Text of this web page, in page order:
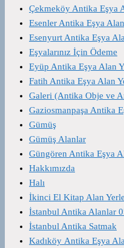
Çekmeköy Antika Eşya
Esenler Antika Eşya
Esenyurt Antika Eşya
Eşyalarınız İçin Ödeme
Eyüp Antika Eşya Alan
Fatih Antika Eşya Alan
Galeri (Antika Obje ve
Gaziosmanpaşa Antika
Gümüş
Gümüş Alanlar
Güngören Antika Eşya
Hakkımızda
Halı
İkinci El Kitap Alan
İstanbul Antika Alanlar
İstanbul Antika Satmak
Kadıköy Antika Eşya